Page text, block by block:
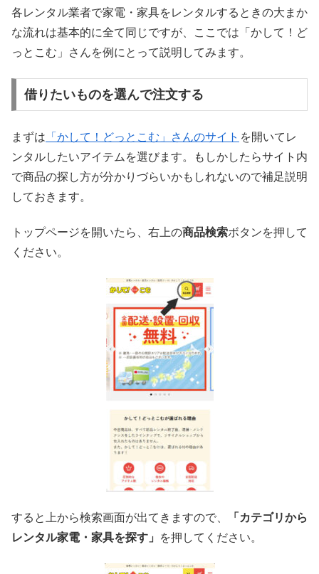
各レンタル業者で家電・家具をレンタルするときの大まか
な流れは基本的に全て同じですが、ここでは「かして！ど
っとこむ」さんを例にとって説明してみます。
借りたいものを選んで注文する
まずは 「かして！どっとこむ」さんのサイト を開いてレ
ンタルしたいアイテムを選びます。もしかしたらサイト内
で商品の探し方が分かりづらいかもしれないので補足説明
しておきます。
トップページを開いたら、右上の商品検索ボタンを押して
ください。
すると上から検索画面が出てきますので、
「カテゴリから
レンタル家電・家具を探す」
を押してください。